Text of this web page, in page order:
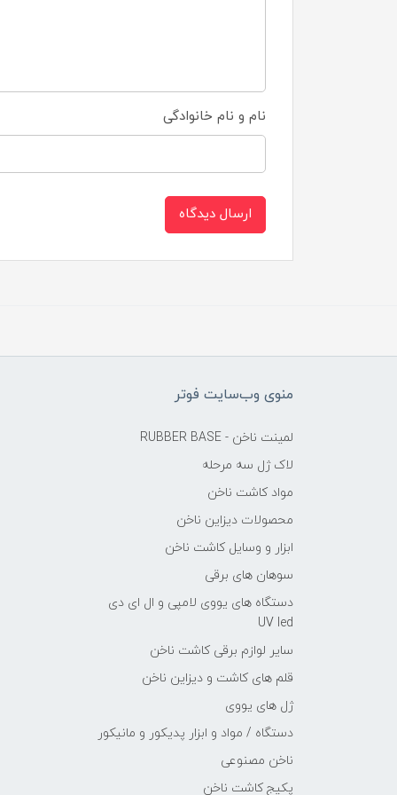
نام و نام خانوادگی
ارسال دیدگاه
منوی وب‌سایت فوتر
لمینت ناخن - RUBBER BASE
لاک ژل سه مرحله
مواد کاشت ناخن
محصولات دیزاین ناخن
ابزار و وسایل کاشت ناخن
سوهان های برقی
دستگاه های یووی لامپی و ال ای دی
UV led
سایر لوازم برقی کاشت ناخن
قلم های کاشت و دیزاین ناخن
ژل های یووی
دستگاه / مواد و ابزار پدیکور و مانیکور
ناخن مصنوعی
پکیج کاشت ناخن